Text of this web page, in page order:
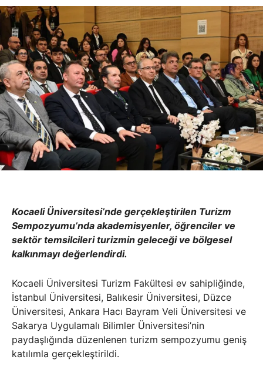
Kocaeli Üniversitesi’nde gerçekleştirilen Turizm
Sempozyumu’nda akademisyenler, öğrenciler ve
sektör temsilcileri turizmin geleceği ve bölgesel
kalkınmayı değerlendirdi.
Kocaeli Üniversitesi Turizm Fakültesi ev sahipliğinde,
İstanbul Üniversitesi, Balıkesir Üniversitesi, Düzce
Üniversitesi, Ankara Hacı Bayram Veli Üniversitesi ve
Sakarya Uygulamalı Bilimler Üniversitesi’nin
paydaşlığında düzenlenen turizm sempozyumu geniş
katılımla gerçekleştirildi.